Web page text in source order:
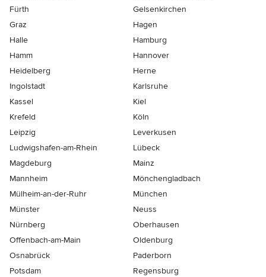
Fürth
Gelsenkirchen
Graz
Hagen
Halle
Hamburg
Hamm
Hannover
Heidelberg
Herne
Ingolstadt
Karlsruhe
Kassel
Kiel
Krefeld
Köln
Leipzig
Leverkusen
Ludwigshafen-am-Rhein
Lübeck
Magdeburg
Mainz
Mannheim
Mönchen­gladbach
Mülheim-an-der-Ruhr
München
Münster
Neuss
Nürnberg
Oberhausen
Offenbach-am-Main
Oldenburg
Osnabrück
Paderborn
Potsdam
Regensburg